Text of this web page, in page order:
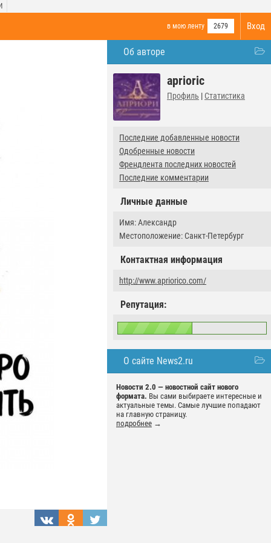
Вход
в мою ленту 2679
Об авторе
aprioric
Профиль | Статистика
Последние добавленные новости
Одобренные новости
Френдлента последних новостей
Последние комментарии
Личные данные
Имя: Александр
Местоположение: Санкт-Петербург
Контактная информация
http://www.apriorico.com/
Репутация:
О сайте News2.ru
Новости 2.0 — новостной сайт нового
формата. Вы сами выбираете интересные и
актуальные темы. Самые лучшие попадают
на главную страницу.
подробнее →